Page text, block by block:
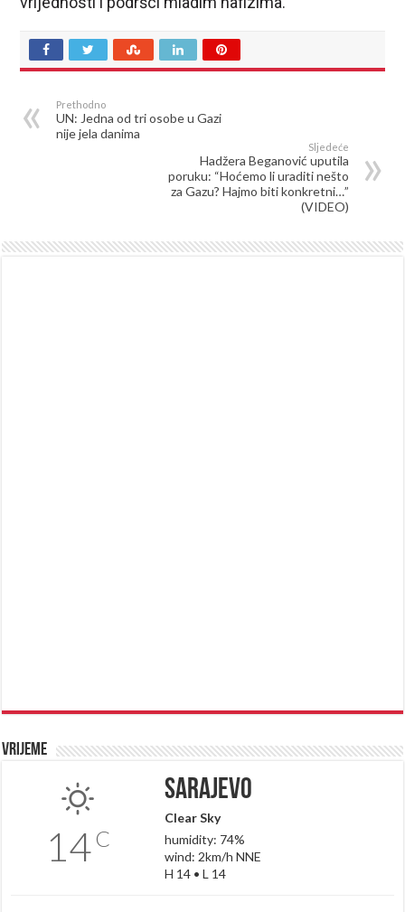
Prethodno
UN: Jedna od tri osobe u Gazi
nije jela danima
Sljedeće
Hadžera Beganović uputila
poruku: “Hoćemo li uraditi nešto
za Gazu? Hajmo biti konkretni…”
(VIDEO)
Vrijeme
14C
Sarajevo
Clear Sky
humidity: 74%
wind: 2km/h NNE
H 14 • L 14